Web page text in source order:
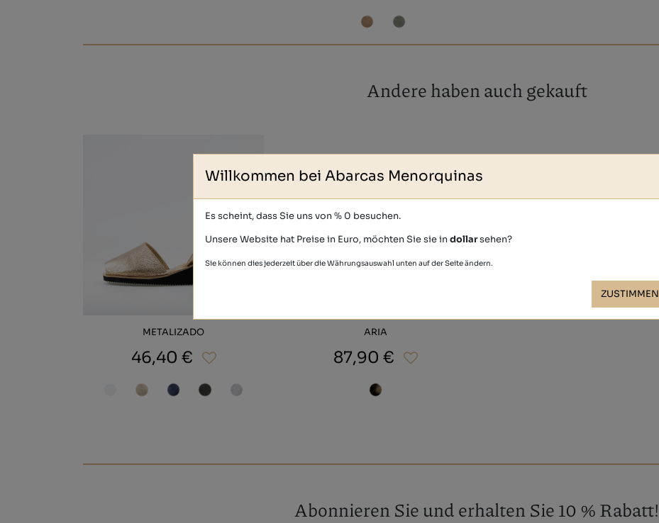
Andere haben auch gekauft
METALIZADO
46,40 €
ARIA
87,90 €
Abonnieren Sie und erhalten Sie 10 % Rabatt!
Willkommen bei Abarcas Menorquinas
Es scheint, dass Sie uns von % 0 besuchen.
Unsere Website hat Preise in Euro, möchten Sie sie indollarsehen?
Sie können dies jederzeit über die Währungsauswahl unten auf der Seite ändern.
ZUSTIMMEN